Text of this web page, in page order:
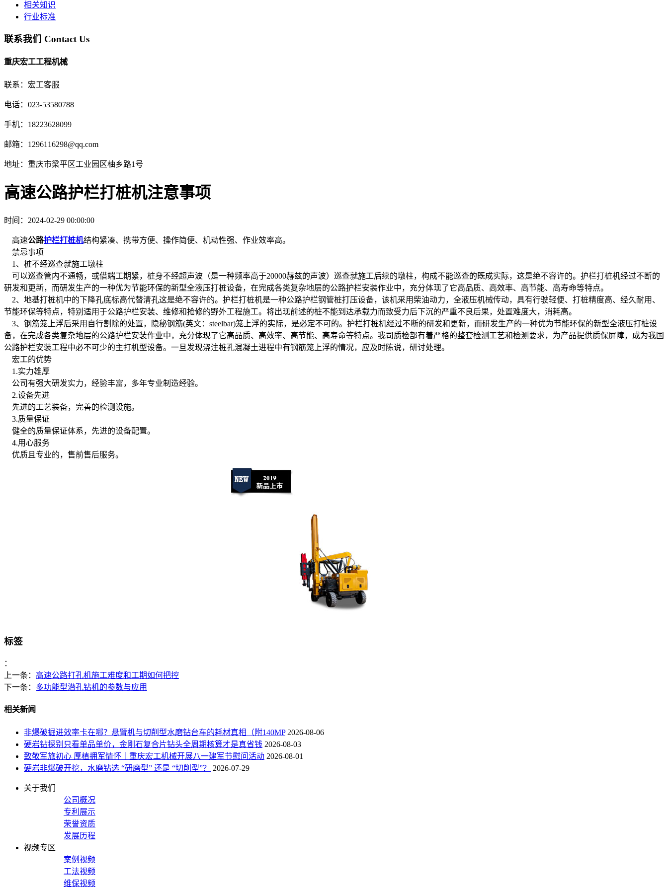
相关知识
行业标准
联系我们 Contact Us
重庆宏工工程机械
联系：宏工客服
电话：023-53580788
手机：18223628099
邮箱：1296116298@qq.com
地址：重庆市梁平区工业园区柚乡路1号
高速公路护栏打桩机注意事项
时间：2024-02-29 00:00:00
高速公路护栏打桩机结构紧凑、携带方便、操作简便、机动性强、作业效率高。
禁忌事项
1、桩不经巡查就施工墩柱
可以巡查管内不通畅，或借端工期紧，桩身不经超声波（是一种频率高于20000赫兹的声波）巡查就施工后续的墩柱，构成不能巡查的既成实际，这是绝不容许的。护栏打桩机经过不断的
研发和更新，而研发生产的一种优为节能环保的新型全液压打桩设备，在完成各类复杂地层的公路护栏安装作业中，充分体现了它高品质、高效率、高节能、高寿命等特点。
2、地基打桩机中的下降孔底标高代替清孔这是绝不容许的。护栏打桩机是一种公路护栏钢管桩打压设备，该机采用柴油动力，全液压机械传动，具有行驶轻便、打桩精度高、经久耐用、
节能环保等特点，特别适用于公路护栏安装、维修和抢修的野外工程施工。将出现前述的桩不能到达承载力而致受力后下沉的严重不良后果，处置难度大，消耗高。
3、钢筋笼上浮后采用自行割除的处置，隐秘钢筋(英文：steelbar)笼上浮的实际，是必定不可的。护栏打桩机经过不断的研发和更新，而研发生产的一种优为节能环保的新型全液压打桩设
备，在完成各类复杂地层的公路护栏安装作业中，充分体现了它高品质、高效率、高节能、高寿命等特点。我司质检部有着严格的整套检测工艺和检测要求，为产品提供质保屏障，成为我国
公路护栏安装工程中必不可少的主打机型设备。一旦发现浇注桩孔混凝土进程中有钢筋笼上浮的情况，应及时陈说，研讨处理。
宏工的优势
1.实力雄厚
公司有强大研发实力，经验丰富，多年专业制造经验。
2.设备先进
先进的工艺装备，完善的检测设施。
3.质量保证
健全的质量保证体系，先进的设备配置。
4.用心服务
优质且专业的，售前售后服务。
标签
：
上一条： 高速公路打孔机施工难度和工期如何把控
下一条： 多功能型潜孔钻机的参数与应用
相关新闻
非爆破掘进效率卡在哪？悬臂机与切削型水磨钻台车的耗材真相（附140MP 2026-08-06
硬岩钻探别只看单品单价，金刚石复合片钻头全周期核算才是真省钱 2026-08-03
致敬军旅初心 厚植拥军情怀｜重庆宏工机械开展八一建军节慰问活动 2026-08-01
硬岩非爆破开挖，水磨钻选 “研磨型” 还是 “切削型”？
2026-07-29
关于我们
公司概况
专利展示
荣誉资质
发展历程
视频专区
案例视频
工法视频
维保视频